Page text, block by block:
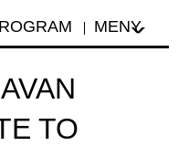
MENY
TO